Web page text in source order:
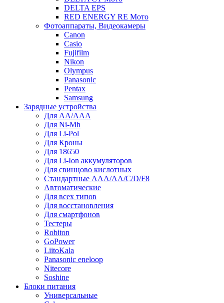
DELTA EPS
RED ENERGY RE Мото
Фотоаппараты, Видеокамеры
Canon
Casio
Fujifilm
Nikon
Olympus
Panasonic
Pentax
Samsung
Зарядные устройства
Для AA/AAA
Для Ni-Mh
Для Li-Pol
Для Кроны
Для 18650
Для Li-Ion аккумуляторов
Для свинцово кислотных
Стандартные ААА/АА/С/D/F8
Автоматические
Для всех типов
Для восстановления
Для смартфонов
Тестеры
Robiton
GoPower
LiitoKala
Panasonic eneloop
Nitecore
Soshine
Блоки питания
Универсальные